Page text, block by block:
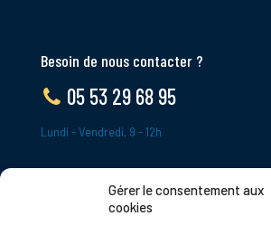
Gérer le consentement aux
cookies
Besoin de nous contacter ?
05 53 29 68 95
Lundi - Vendredi, 9 - 12h